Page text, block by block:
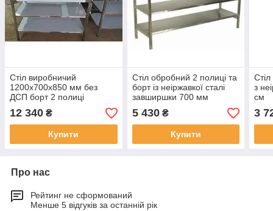
Стіл виробничий
1200х700х850 мм без
ДСП борт 2 полиці
неіржавка сталь 2,0 мм
12 340 ₴
Купити
Стіл обробний 2 полиці та
борт із неіржавкої сталі
завширшки 700 мм
5 430₴
Купити
з
см
3
Про нас
Рейтинг не сформований
Менше 5 відгуків за останній рік